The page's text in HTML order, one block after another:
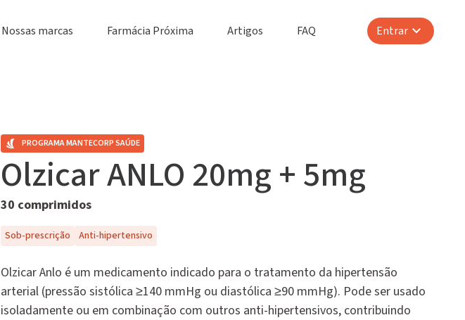
Nossas marcas Farmácia Próxima Artigos FAQ Entrar
R$ 36,13
Cadastrar e ativar desconto
Confira aqui onde comprar
PROGRAMA MANTECORP SAÚDE
Olzicar ANLO 20mg + 5mg
30 comprimidos
Sob-prescrição Anti-hipertensivo
Olzicar Anlo é um medicamento indicado para o tratamento da hipertensão
arterial (pressão sistólica ≥140 mmHg ou diastólica ≥90 mmHg). Pode ser usado
isoladamente ou em combinação com outros anti-hipertensivos, contribuindo